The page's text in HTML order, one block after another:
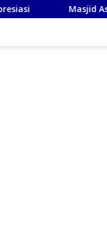
Masjid As-Syafi’iyah